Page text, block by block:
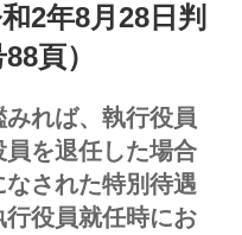
2年8月28日判
頁）
れば、執行役員
を退任した場合
された特別待遇
役員就任時にお